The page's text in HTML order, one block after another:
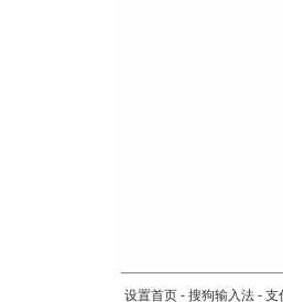
设置首页 - 搜狗输入法 - 支